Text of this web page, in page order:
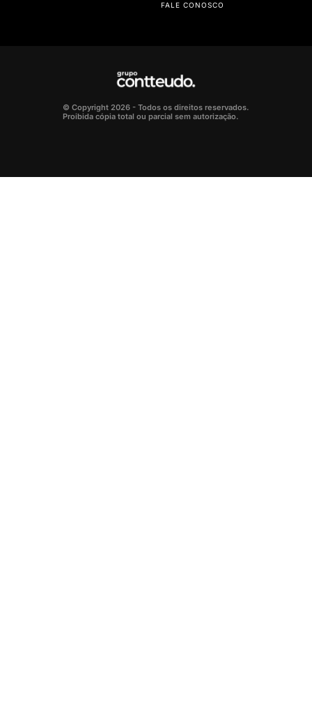
FALE CONOSCO
© Copyright 2026 - Todos os direitos reservados.
Proibida cópia total ou parcial sem autorização.